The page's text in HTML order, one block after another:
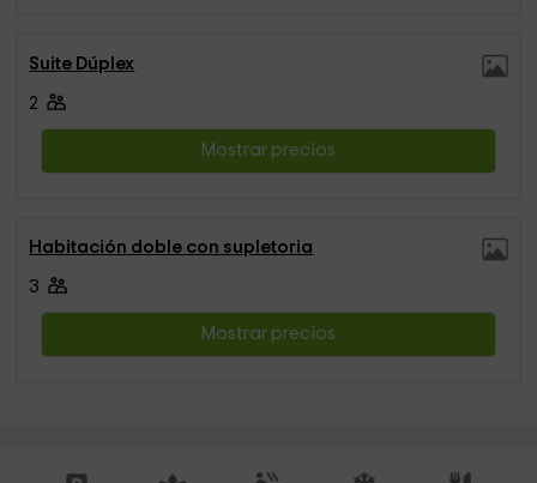
Suite Dúplex
2
Mostrar precios
Habitación doble con supletoria
3
Mostrar precios